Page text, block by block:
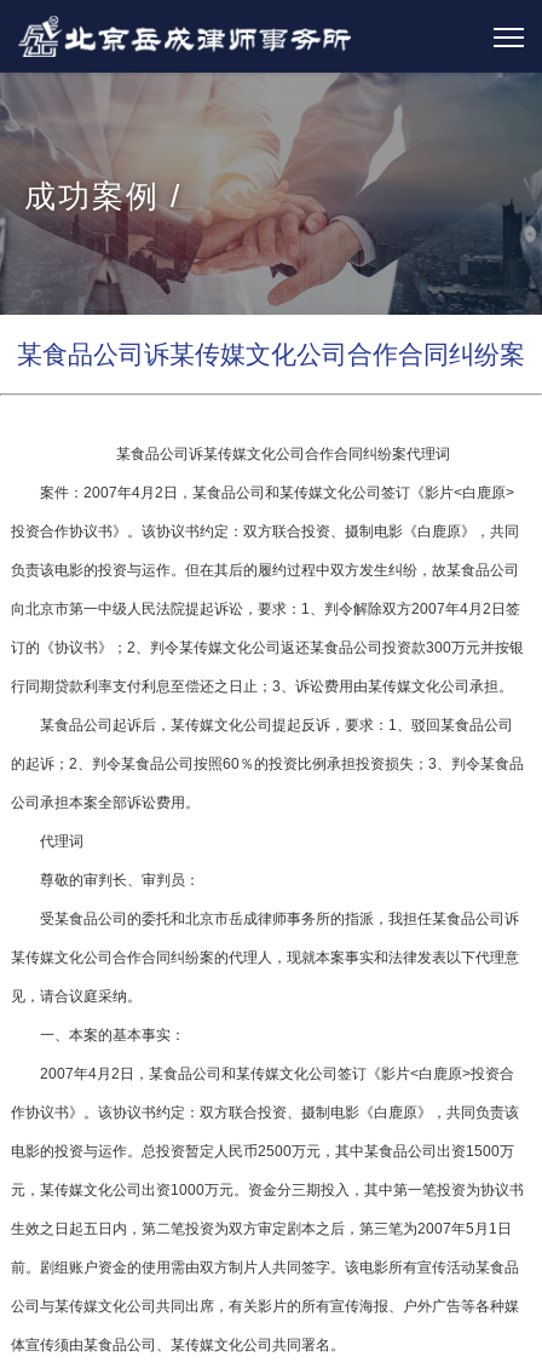
成功案例 /
某食品公司诉某传媒文化公司合作合同纠纷案
某食品公司诉某传媒文化公司 合作合同纠纷案代理词
案件：2007年4月2日，某食品公司和某传媒文化公司签订《影片<白鹿原>
投资合作协议书》。该协议书约定：双方联合投资、摄制电影《白鹿原》，共同
负责该电影的投资与运作。但在其后的履约过程中双方发生纠纷，故某食品公司
向北京市第一中级人民法院提起诉讼，要求：1、判令解除双方2007年4月2日签
订的《协议书》；2、判令某传媒文化公司返还某食品公司投资款300万元并按银
行同期贷款利率支付利息至偿还之日止；3、诉讼费用由某传媒文化公司承担。
某食品公司起诉后，某传媒文化公司提起反诉，要求：1、驳回某食品公司
的起诉；2、判令某食品公司按照60％的投资比例承担投资损失；3、判令某食品
公司承担本案全部诉讼费用。
代理词
尊敬的审判长、审判员：
受某食品公司的委托和北京市岳成律师事务所的指派，我担任某食品公司诉
某传媒文化公司合作合同纠纷案的代理人，现就本案事实和法律发表以下代理意
见，请合议庭采纳。
一、本案的基本事实：
2007年4月2日，某食品公司和某传媒文化公司签订《影片<白鹿原>投资合
作协议书》。该协议书约定：双方联合投资、摄制电影《白鹿原》，共同负责该
电影的投资与运作。总投资暂定人民币2500万元，其中某食品公司出资1500万
元，某传媒文化公司出资1000万元。资金分三期投入，其中第一笔投资为协议书
生效之日起五日内，第二笔投资为双方审定剧本之后，第三笔为2007年5月1日
前。剧组账户资金的使用需由双方制片人共同签字。该电影所有宣传活动某食品
公司与某传媒文化公司共同出席，有关影片的所有宣传海报、户外广告等各种媒
体宣传须由某食品公司、某传媒文化公司共同署名。